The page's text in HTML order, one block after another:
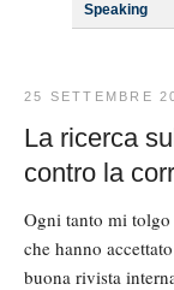
Speaking
25 SETTEMBRE
La ricerca
contro la
Ogni tanto mi
che hanno
buona rivista